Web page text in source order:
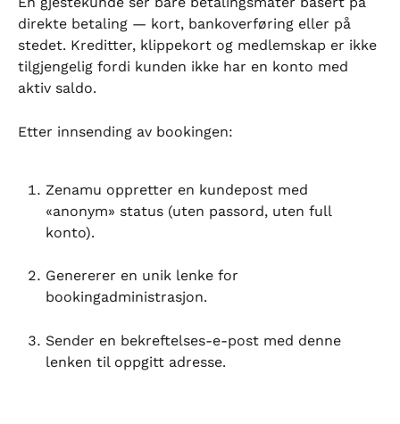
direkte betaling — kort, bankoverføring eller på
stedet. Kreditter, klippekort og medlemskap er ikke
tilgjengelig fordi kunden ikke har en konto med
aktiv saldo.
Etter innsending av bookingen:
Zenamu oppretter en kundepost med
«anonym» status (uten passord, uten full
konto).
Genererer en unik lenke for
bookingadministrasjon.
Sender en bekreftelses-e-post med denne
lenken til oppgitt adresse.